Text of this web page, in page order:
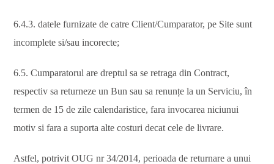
6.4.3. datele furnizate de catre Client/Cumparator, pe Site sunt
incomplete si/sau incorecte;
6.5. Cumparatorul are dreptul sa se retraga din Contract,
respectiv sa returneze un Bun sau sa renunțe la un Serviciu, în
termen de 15 de zile calendaristice, fara invocarea niciunui
motiv si fara a suporta alte costuri decat cele de livrare.
Astfel, potrivit OUG nr 34/2014, perioada de returnare a unui